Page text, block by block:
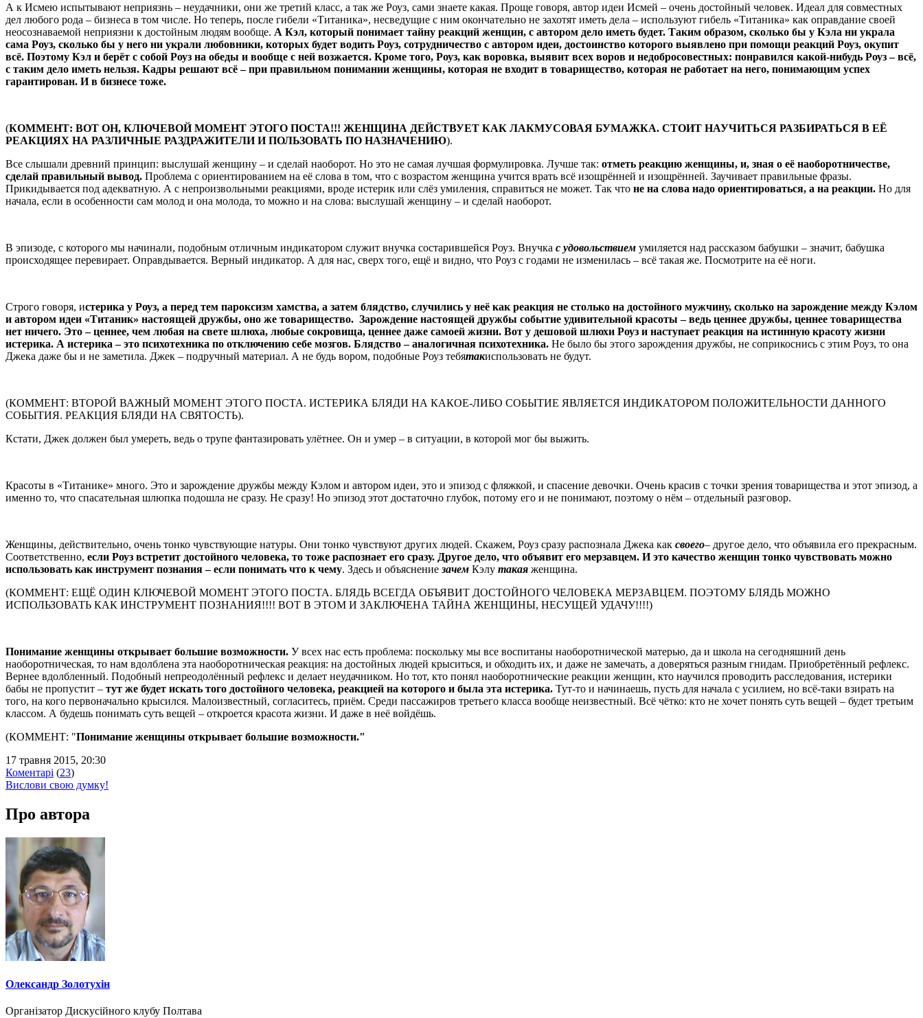
А к Исмею испытывают неприязнь – неудачники, они же третий класс, а так же Роуз, сами знаете какая. Проще говоря, автор идеи Исмей – очень достойный человек. Идеал для совместных
дел любого рода – бизнеса в том числе. Но теперь, после гибели «Титаника», несведущие с ним окончательно не захотят иметь дела – используют гибель «Титаника» как оправдание своей
неосознаваемой неприязни к достойным людям вообще. А Кэл, который понимает тайну реакций женщин, с автором дело иметь будет. Таким образом, сколько бы у Кэла ни украла
сама Роуз, сколько бы у него ни украли любовники, которых будет водить Роуз, сотрудничество с автором идеи, достоинство которого выявлено при помощи реакций Роуз, окупит
всё. Поэтому Кэл и берёт с собой Роуз на обеды и вообще с ней возжается. Кроме того, Роуз, как воровка, выявит всех воров и недобросовестных: понравился какой-нибудь Роуз – всё,
с таким дело иметь нельзя. Кадры решают всё – при правильном понимании женщины, которая не входит в товарищество, которая не работает на него, понимающим успех
гарантирован. И в бизнесе тоже.
(КОММЕНТ: ВОТ ОН, КЛЮЧЕВОЙ МОМЕНТ ЭТОГО ПОСТА!!! ЖЕНЩИНА ДЕЙСТВУЕТ КАК ЛАКМУСОВАЯ БУМАЖКА. СТОИТ НАУЧИТЬСЯ РАЗБИРАТЬСЯ В ЕЁ
РЕАКЦИЯХ НА РАЗЛИЧНЫЕ РАЗДРАЖИТЕЛИ И ПОЛЬЗОВАТЬ ПО НАЗНАЧЕНИЮ).
Все слышали древний принцип: выслушай женщину – и сделай наоборот. Но это не самая лучшая формулировка. Лучше так: отметь реакцию женщины, и, зная о её наоборотничестве,
сделай правильный вывод. Проблема с ориентированием на её слова в том, что с возрастом женщина учится врать всё изощрённей и изощрённей. Заучивает правильные фразы.
Прикидывается под адекватную. А с непроизвольными реакциями, вроде истерик или слёз умиления, справиться не может. Так что не на слова надо ориентироваться, а на реакции. Но для
начала, если в особенности сам молод и она молода, то можно и на слова: выслушай женщину – и сделай наоборот.
В эпизоде, с которого мы начинали, подобным отличным индикатором служит внучка состарившейся Роуз. Внучка с удовольствием умиляется над рассказом бабушки – значит, бабушка
происходящее перевирает. Оправдывается. Верный индикатор. А для нас, сверх того, ещё и видно, что Роуз с годами не изменилась – всё такая же. Посмотрите на её ноги.
Строго говоря, истерика у Роуз, а перед тем пароксизм хамства, а затем блядство, случились у неё как реакция не столько на достойного мужчину, сколько на зарождение между Кэлом
и автором идеи «Титаник» настоящей дружбы, оно же товарищество. Зарождение настоящей дружбы событие удивительной красоты – ведь ценнее дружбы, ценнее товарищества
нет ничего. Это – ценнее, чем любая на свете шлюха, любые сокровища, ценнее даже самоей жизни. Вот у дешовой шлюхи Роуз и наступает реакция на истинную красоту жизни
истерика. А истерика – это психотехника по отключению себе мозгов. Блядство – аналогичная психотехника. Не было бы этого зарождения дружбы, не соприкоснись с этим Роуз, то она
Джека даже бы и не заметила. Джек – подручный материал. А не будь вором, подобные Роуз тебятакиспользовать не будут.
(КОММЕНТ: ВТОРОЙ ВАЖНЫЙ МОМЕНТ ЭТОГО ПОСТА. ИСТЕРИКА БЛЯДИ НА КАКОЕ-ЛИБО СОБЫТИЕ ЯВЛЯЕТСЯ ИНДИКАТОРОМ ПОЛОЖИТЕЛЬНОСТИ ДАННОГО
СОБЫТИЯ. РЕАКЦИЯ БЛЯДИ НА СВЯТОСТЬ).
Кстати, Джек должен был умереть, ведь о трупе фантазировать улётнее. Он и умер – в ситуации, в которой мог бы выжить.
Красоты в «Титанике» много. Это и зарождение дружбы между Кэлом и автором идеи, это и эпизод с фляжкой, и спасение девочки. Очень красив с точки зрения товарищества и этот эпизод, а
именно то, что спасательная шлюпка подошла не сразу. Не сразу! Но эпизод этот достаточно глубок, потому его и не понимают, поэтому о нём – отдельный разговор.
Женщины, действительно, очень тонко чувствующие натуры. Они тонко чувствуют других людей. Скажем, Роуз сразу распознала Джека как своего– другое дело, что объявила его прекрасным.
Соответственно, если Роуз встретит достойного человека, то тоже распознает его сразу. Другое дело, что объявит его мерзавцем. И это качество женщин тонко чувствовать можно
использовать как инструмент познания – если понимать что к чему. Здесь и объяснение зачем Кэлу такая женщина.
(КОММЕНТ: ЕЩЁ ОДИН КЛЮЧЕВОЙ МОМЕНТ ЭТОГО ПОСТА. БЛЯДЬ ВСЕГДА ОБЪЯВИТ ДОСТОЙНОГО ЧЕЛОВЕКА МЕРЗАВЦЕМ. ПОЭТОМУ БЛЯДЬ МОЖНО
ИСПОЛЬЗОВАТЬ КАК ИНСТРУМЕНТ ПОЗНАНИЯ!!!! ВОТ В ЭТОМ И ЗАКЛЮЧЕНА ТАЙНА ЖЕНЩИНЫ, НЕСУЩЕЙ УДАЧУ!!!!)
Понимание женщины открывает большие возможности. У всех нас есть проблема: поскольку мы все воспитаны наоборотнической матерью, да и школа на сегодняшний день
наоборотническая, то нам вдолблена эта наоборотническая реакция: на достойных людей крыситься, и обходить их, и даже не замечать, а доверяться разным гнидам. Приобретённый рефлекс.
Вернее вдолбленный. Подобный непреодолённый рефлекс и делает неудачником. Но тот, кто понял наоборотнические реакции женщин, кто научился проводить расследования, истерики
бабы не пропустит – тут же будет искать того достойного человека, реакцией на которого и была эта истерика. Тут-то и начинаешь, пусть для начала с усилием, но всё-таки взирать на
того, на кого первоначально крысился. Малоизвестный, согласитесь, приём. Среди пассажиров третьего класса вообще неизвестный. Всё чётко: кто не хочет понять суть вещей – будет третьим
классом. А будешь понимать суть вещей – откроется красота жизни. И даже в неё войдёшь.
(КОММЕНТ: "Понимание женщины открывает большие возможности."
17 травня 2015, 20:30
Коментарі (23)
Вислови свою думку!
Про автора
Олександр Золотухін
Організатор Дискусійного клубу Полтава